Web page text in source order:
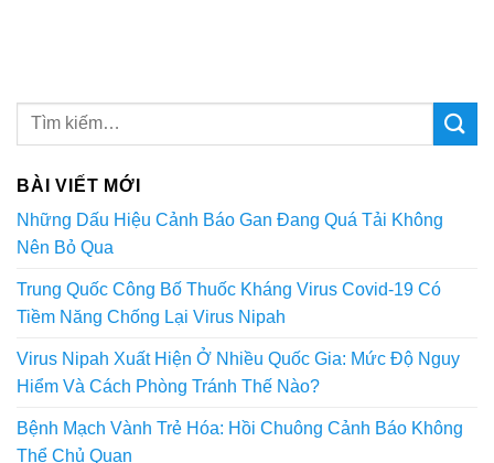
BÀI VIẾT MỚI
Những Dấu Hiệu Cảnh Báo Gan Đang Quá Tải Không
Nên Bỏ Qua
Trung Quốc Công Bố Thuốc Kháng Virus Covid-19 Có
Tiềm Năng Chống Lại Virus Nipah
Virus Nipah Xuất Hiện Ở Nhiều Quốc Gia: Mức Độ Nguy
Hiểm Và Cách Phòng Tránh Thế Nào?
Bệnh Mạch Vành Trẻ Hóa: Hồi Chuông Cảnh Báo Không
Thể Chủ Quan